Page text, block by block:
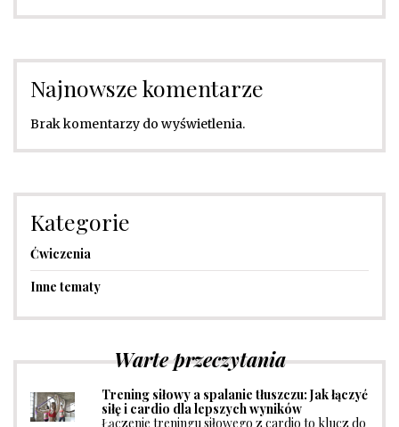
Najnowsze komentarze
Brak komentarzy do wyświetlenia.
Kategorie
Ćwiczenia
Inne tematy
Warte przeczytania
Trening siłowy a spalanie tłuszczu: Jak łączyć
siłę i cardio dla lepszych wyników
Łączenie treningu siłowego z cardio to klucz do